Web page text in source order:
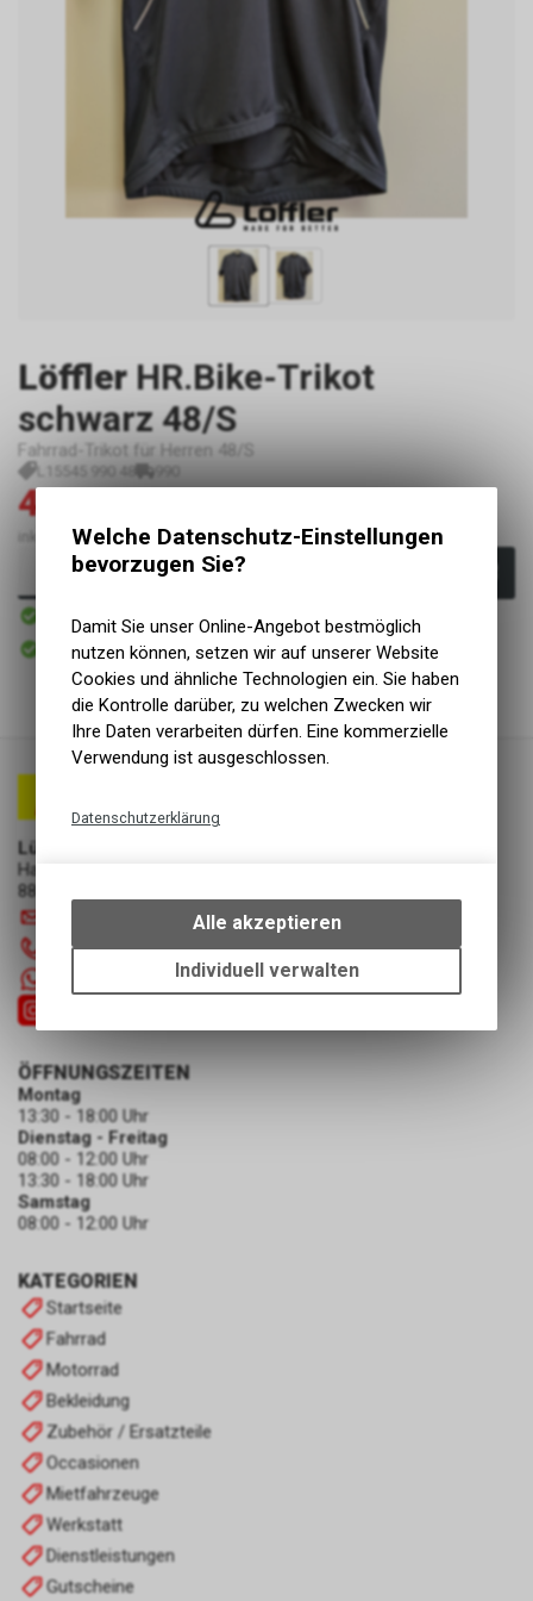
Löffler HR.Bike-Trikot
schwarz 48/S
Fahrrad-Trikot für Herren 48/S
L15545 990 48 990
44.00
inkl. MwSt., zzgl.Versandkosten
In den Warenkorb
Versand
Abholung Lüscher Motor- & Bike World
Lüscher Motor- & Bike World
Hauptstrasse 29a
8867 Niederurnen
055 610 31 31
KATEGORIEN
Startseite
Fahrrad
Motorrad
Bekleidung
Zubehör / Ersatzteile
Occasionen
Mietfahrzeuge
Werkstatt
Dienstleistungen
Gutscheine
ÖFFNUNGSZEITEN
Montag
13:30 - 18:00 Uhr
Dienstag - Freitag
08:00 - 12:00 Uhr
13:30 - 18:00 Uhr
Samstag
08:00 - 12:00 Uhr
Welche Datenschutz-Einstellungen
bevorzugen Sie?
Damit Sie unser Online-Angebot bestmöglich
nutzen können, setzen wir auf unserer Website
Cookies und ähnliche Technologien ein. Sie haben
die Kontrolle darüber, zu welchen Zwecken wir
Ihre Daten verarbeiten dürfen. Eine kommerzielle
Verwendung ist ausgeschlossen.
Datenschutzerklärung
bestimmte Interaktionen und
Einstellungen auf Ihrem Gerät,
um die grundlegenden
Funktionen unseres Online-
Alle akzeptieren
Individuell verwalten